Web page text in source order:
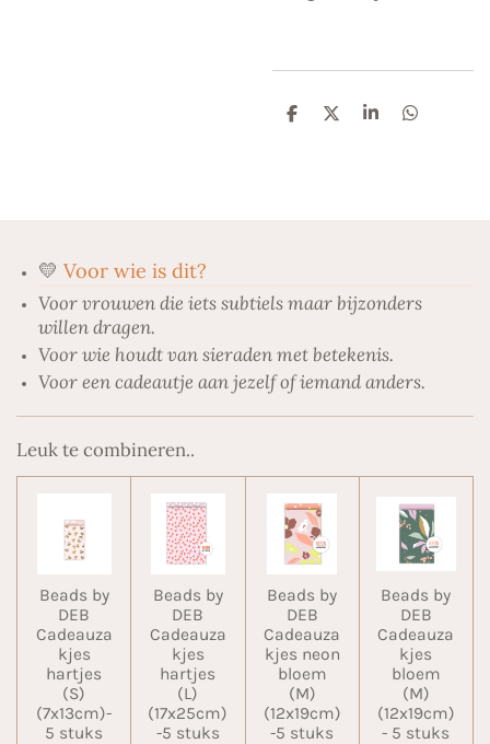
D
D
S
D
💛 Voor wie is dit?
Voor vrouwen die iets subtiels maar bijzonders
willen dragen.
Voor wie houdt van sieraden met betekenis.
Voor een cadeautje aan jezelf of iemand anders.
Leuk te combineren..
Beads by
DEB
Cadeauza
kjes
hartjes
(S)
(7x13cm)-
5 stuks
Beads by
DEB
Cadeauza
kjes
hartjes
(L)
(17x25cm)
-5 stuks
Beads by
DEB
Cadeauza
kjes neon
bloem
(M)
(12x19cm)
-5 stuks
Beads by
DEB
Cadeauza
kjes
bloem
(M)
(12x19cm)
- 5 stuks